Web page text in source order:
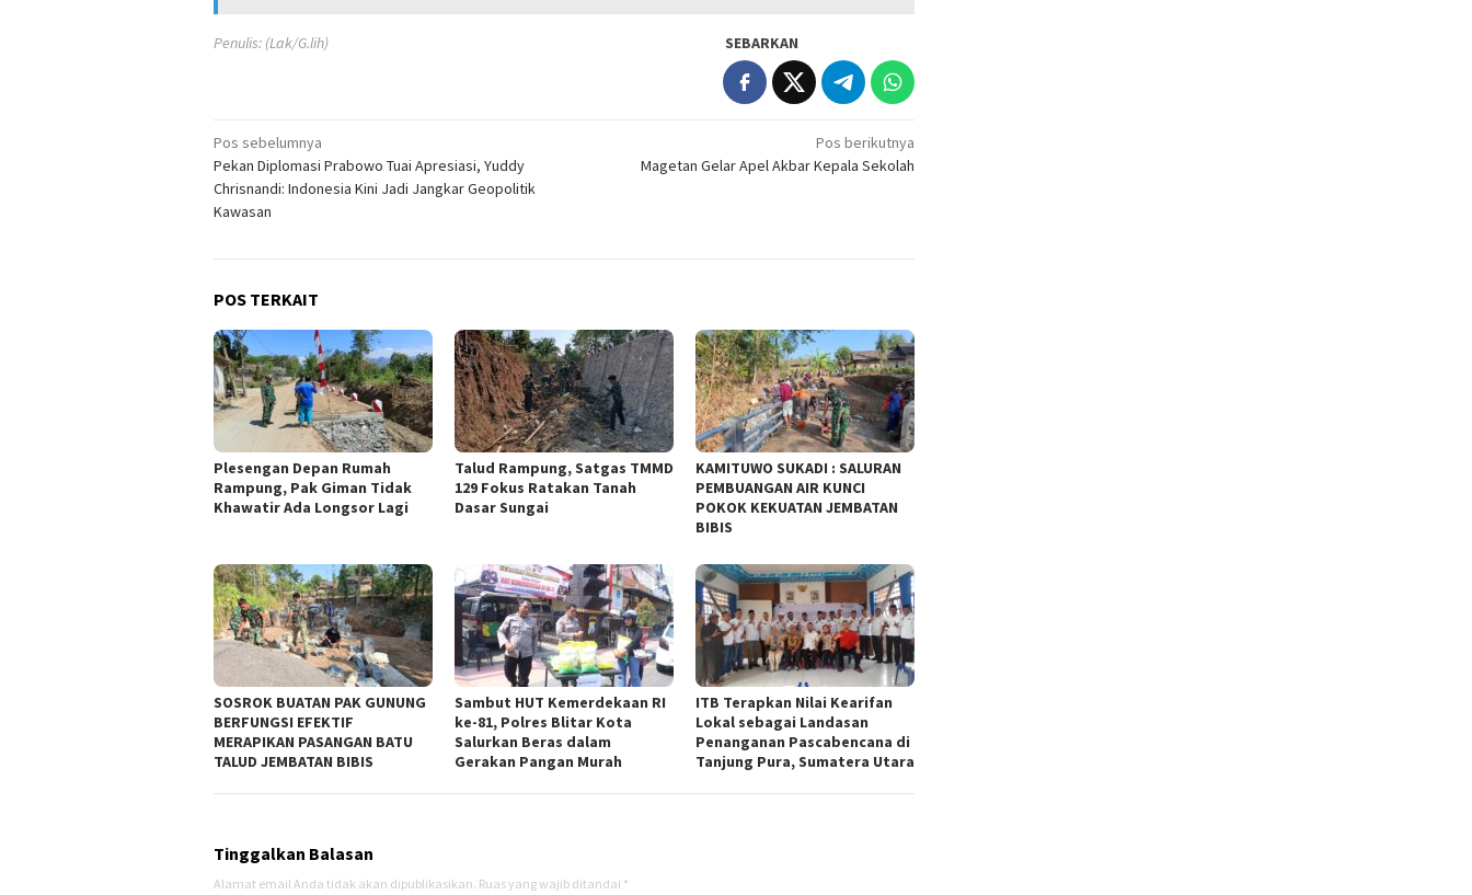
Penulis: (Lak/G.lih) SEBARKAN
Navigasi
pos
Pos sebelumnya
Pekan Diplomasi Prabowo Tuai Apresiasi, Yuddy
Chrisnandi: Indonesia Kini Jadi Jangkar Geopolitik
Kawasan
Pos berikutnya
Magetan Gelar Apel Akbar Kepala Sekolah
POS TERKAIT
Plesengan Depan Rumah
Rampung, Pak Giman Tidak
Khawatir Ada Longsor Lagi
Talud Rampung, Satgas TMMD
129 Fokus Ratakan Tanah
Dasar Sungai
KAMITUWO SUKADI : SALURAN
PEMBUANGAN AIR KUNCI
POKOK KEKUATAN JEMBATAN
BIBIS
SOSROK BUATAN PAK GUNUNG
BERFUNGSI EFEKTIF
MERAPIKAN PASANGAN BATU
TALUD JEMBATAN BIBIS
Sambut HUT Kemerdekaan RI
ke-81, Polres Blitar Kota
Salurkan Beras dalam
Gerakan Pangan Murah
ITB Terapkan Nilai Kearifan
Lokal sebagai Landasan
Penanganan Pascabencana di
Tanjung Pura, Sumatera Utara
Tinggalkan Balasan
Alamat email Anda tidak akan dipublikasikan. Ruas yang wajib ditandai *